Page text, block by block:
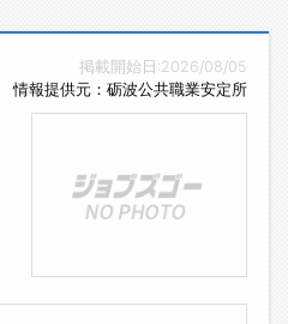
掲載開始日:2026/08/05
情報提供元：砺波公共職業安定所